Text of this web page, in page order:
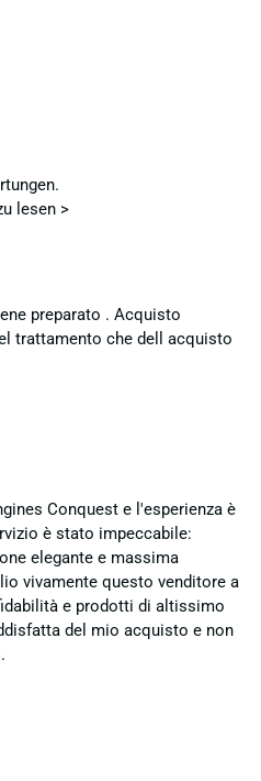
lesen >
preparato . Acquisto
trattamento che dell acquisto
Conquest e l'esperienza è
è stato impeccabile:
elegante e massima
vivamente questo venditore a
e prodotti di altissimo
del mio acquisto e non